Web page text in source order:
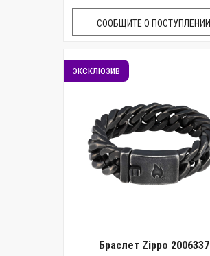
СООБЩИТЕ О ПОСТУПЛЕНИИ
эксклюзив
Браслет Zippo 2006337